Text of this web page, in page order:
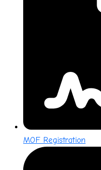
MOF Registration